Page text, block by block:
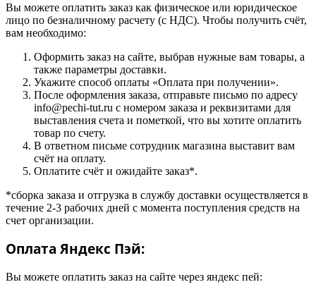
Вы можете оплатить заказ как физическое или юридическое
лицо по безналичному расчету (с НДС). Чтобы получить счёт,
вам необходимо:
Оформить заказ на сайте, выбрав нужные вам товары, а
также параметры доставки.
Укажите способ оплаты «Оплата при получении».
После оформления заказа, отправьте письмо по адресу
info@pechi-tut.ru с номером заказа и реквизитами для
выставления счета и пометкой, что вы хотите оплатить
товар по счету.
В ответном письме сотрудник магазина выставит вам
счёт на оплату.
Оплатите счёт и ожидайте заказ*.
*сборка заказа и отгрузка в службу доставки осуществляется в
течение 2-3 рабочих дней с момента поступления средств на
счет организации.
Оплата Яндекс Пэй:
Вы можете оплатить заказ на сайте через яндекс пей: